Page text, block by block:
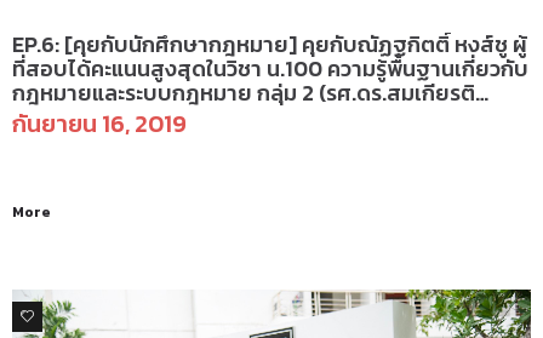
EP.6: [คุยกับนักศึกษากฎหมาย] คุยกับณัฏฐกิตติ์ หงส์ชู ผู้
ที่สอบได้คะแนนสูงสุดในวิชา น.100 ความรู้พื้นฐานเกี่ยวกับ
กฎหมายและระบบกฎหมาย กลุ่ม 2 (รศ.ดร.สมเกียรติ
อ.เพียรรัตน์)
กันยายน 16, 2019
More
0